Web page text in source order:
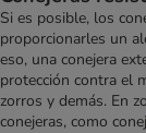
Si es posible, los
proporcionarles un
eso, una conejera
protección contra el
zorros y demás. En
conejeras, como